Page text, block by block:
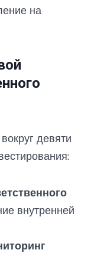
на
девяти
внутренней